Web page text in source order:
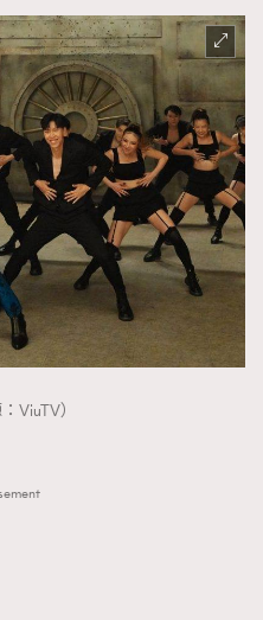
ViuTV）